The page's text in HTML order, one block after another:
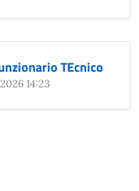
TEcnico
14:23